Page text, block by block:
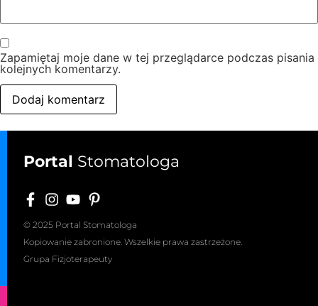
Zapamiętaj moje dane w tej przeglądarce podczas pisania
kolejnych komentarzy.
Portal Stomatologa
© 2025 Portal Stomatologa
Kopiowanie zabronione. Wszelkie prawa zastrzeżone.
Grupa Fizjoterapeuty